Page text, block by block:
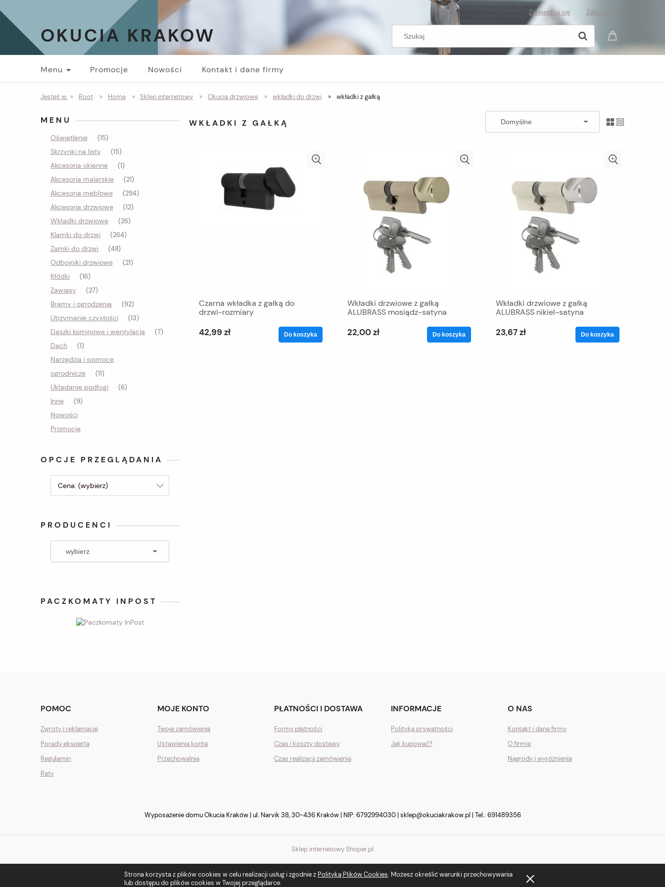
Strona korzysta z plików cookies w celu realizacji usług i zgodnie z Polityką Plików Cookies. Możesz określić warunki przechowywania
lub dostępu do plików cookies w Twojej przeglądarce.
Zarejestruj się Zaloguj się
OKUCIA KRAKOW
Menu Promocje Nowości Kontakt i dane firmy
Jesteś w: » Root » Home » Sklep internetowy » Okucia drzwiowe » wkładki do drzwi » wkładki z gałką
MENU
Oświetlenie (15)
Skrzynki na listy (15)
Akcesoria okienne (1)
Akcesoria malarskie (21)
Akcesoria meblowe (294)
Akcesoria drzwiowe (12)
Wkładki drzwiowe (26)
Klamki do drzwi (264)
Zamki do drzwi (48)
Odbojniki drzwiowe (21)
Kłódki (16)
Zawiasy (27)
Bramy i ogrodzenia (92)
Utrzymanie czystości (13)
Daszki kominowe i wentylacja (7)
Dach (1)
Narzędzia i pomoce
ogrodnicze
(11)
Układanie podłogi (6)
Inne (9)
Nowości
Promocje
OPCJE PRZEGLĄDANIA
Cena: (wybierz)
PRODUCENCI
PACZKOMATY INPOST
WKŁADKI Z GAŁKĄ
Czarna wkładka z gałką do
drzwi-rozmiary
42,99 zł Do koszyka
Wkładki drzwiowe z gałką
ALUBRASS mosiądz-satyna
22,00 zł Do koszyka
Wkładki drzwiowe z gałką
ALUBRASS nikiel-satyna
23,67 zł Do koszyka
POMOC
Zwroty i reklamacje
Porady eksperta
Regulamin
Raty
MOJE KONTO
Twoje zamówienia
Ustawienia konta
Przechowalnia
PŁATNOŚCI I DOSTAWA
Formy płatności
Czas i koszty dostawy
Czas realizacji zamówienia
INFORMACJE
Polityka prywatności
Jak kupować?
O NAS
Kontakt i dane firmy
O firmie
Nagrody i wyróżnienia
Wyposażenie domu Okucia Kraków | ul. Narvik 38, 30-436 Kraków | NIP: 6792994030 | sklep@okuciakrakow.pl | Tel.: 691489356
Sklep internetowy Shoper.pl